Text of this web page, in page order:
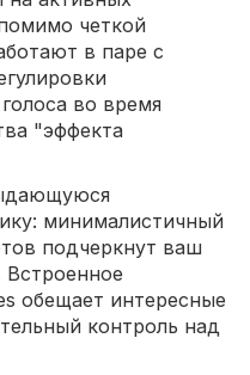
четкой
в паре с
во время
"эффекта
минималистичный
подчеркнут ваш
Встроенное
обещает интересные
контроль над